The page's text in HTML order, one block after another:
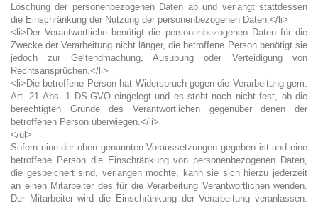
Löschung der personenbezogenen Daten ab und verlangt stattdessen
die Einschränkung der Nutzung der personenbezogenen Daten.</li>
<li>Der Verantwortliche benötigt die personenbezogenen Daten für die
Zwecke der Verarbeitung nicht länger, die betroffene Person benötigt sie
jedoch zur Geltendmachung, Ausübung oder Verteidigung von
Rechtsansprüchen.</li>
<li>Die betroffene Person hat Widerspruch gegen die Verarbeitung gem.
Art. 21 Abs. 1 DS-GVO eingelegt und es steht noch nicht fest, ob die
berechtigten Gründe des Verantwortlichen gegenüber denen der
betroffenen Person überwiegen.</li>
</ul>
Sofern eine der oben genannten Voraussetzungen gegeben ist und eine
betroffene Person die Einschränkung von personenbezogenen Daten,
die gespeichert sind, verlangen möchte, kann sie sich hierzu jederzeit
an einen Mitarbeiter des für die Verarbeitung Verantwortlichen wenden.
Der Mitarbeiter wird die Einschränkung der Verarbeitung veranlassen.